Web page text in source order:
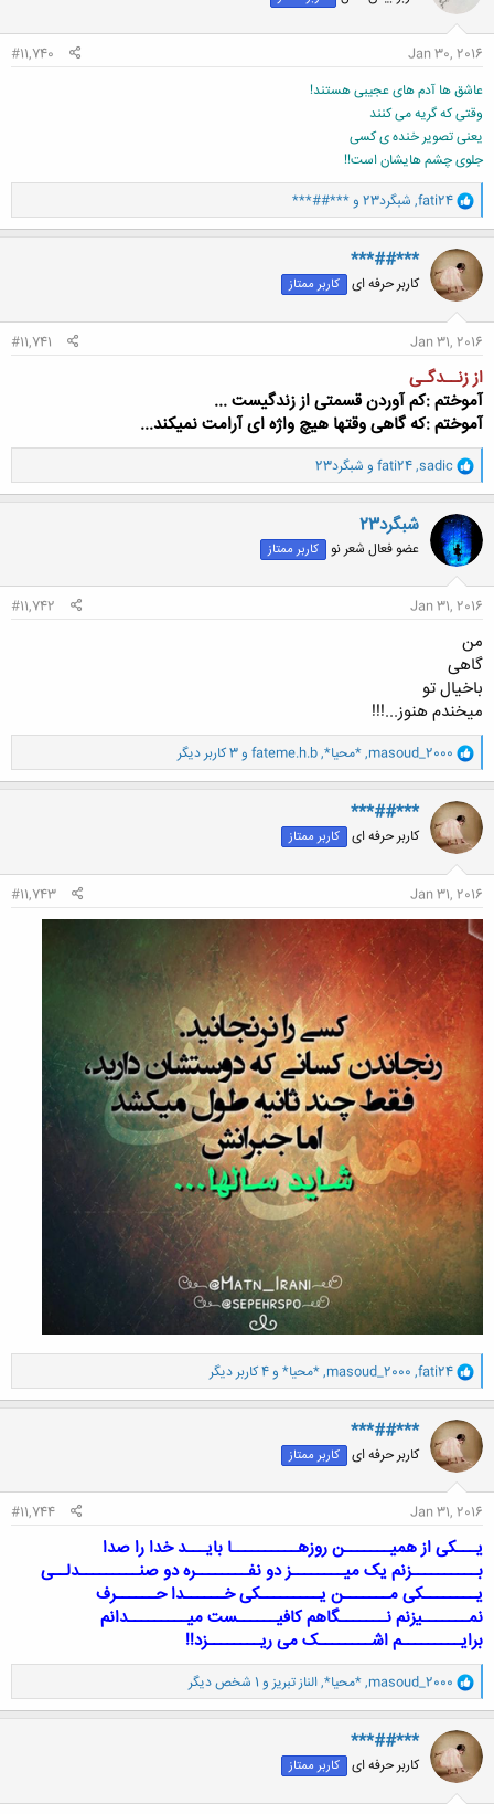
ا
Jan 30, 2016
#11,740
عاشق ها آدم های عجیبی هستند!
وقتی که گریه می کنند
یعنی تصویر خنده ی کسی
جلوی چشم هایشان است!!
و
ا
ک
ن
ش
ه
ا
fati24
, شبگرد23 و***##***
***##***
کاربر حرفه ای کاربر ممتاز
Jan 31, 2016
#11,741
از زنــدگـی
آموختم :کم آوردن قسمتی از زندگیست ...
آموختم :که گاهی وقتها هیچ واژه ای آرامت نمیکند...
و
ا
ک
ن
ش
ه
ا
sadic
,
fati24 و شبگرد23
شبگرد23
عضو فعال شعر نو کاربر ممتاز
Jan 31, 2016
#11,742
من
گاهی
باخیال تو
میخندم هنوز...!!!
و
ا
ک
ن
ش
ه
ا
masoud_2000
,*محیا*,
fateme.h.b و 3 کاربر دیگر
***##***
کاربر حرفه ای کاربر ممتاز
Jan 31, 2016
#11,743
و
ا
ک
ن
ش
ه
ا
fati24
,
masoud_2000
,*محیا* و 4 کاربر دیگر
***##***
کاربر حرفه ای کاربر ممتاز
Jan 31, 2016
#11,744
یـــکی از همیـــــــن روزهــــــــــا بایـــد خدا را صدا
بــــــــــزنم یک میــــــــز دو نفــــــــره دو صنـــــــــدلــی
یــــــــکی مـــــــن یـــــــــکی خــــــدا حــــــرف
نمـــــــیزنم نـــــــگاهم کافیــــــست میـــــــــدانم
برایـــــــــم اشــــــــک می ریــــــــزد!!
و
ا
ک
ن
ش
ه
ا
masoud_2000
,*محیا*,الناز تبریزو 1 شخص دیگر
***##***
کاربر حرفه ای کاربر ممتاز